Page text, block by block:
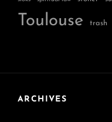
Toulouse trash
ARCHIVES